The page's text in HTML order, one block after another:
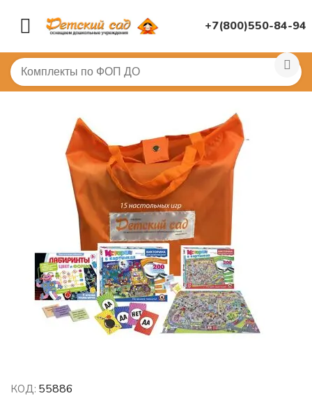
+7(800)550-84-94
Главная / (!) ГОТОВЫЕ ПОДБОРЫ ТОВАРОВ ПО
КОД: 55886